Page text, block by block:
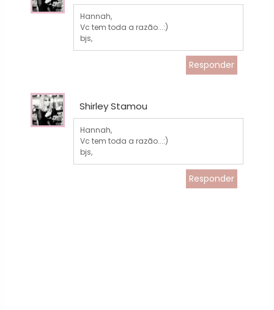
Hannah,
Vc tem toda a razão...:)
bjs,
Responder
Shirley Stamou
Hannah,
Vc tem toda a razão...:)
bjs,
Responder